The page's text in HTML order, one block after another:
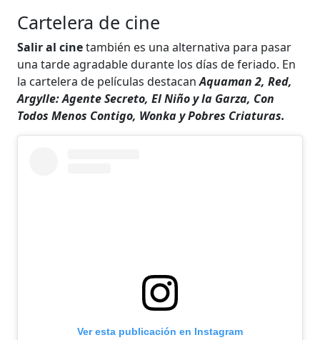
Cartelera de cine
Salir al cinetambién es una alternativa para pasar
una tarde agradable durante los días de feriado. En
la cartelera de películas destacanAquaman 2, Red,
Argylle: Agente Secreto, El Niño y la Garza, Con
Todos Menos Contigo, Wonka y Pobres Criaturas.
Ver esta publicación en Instagram